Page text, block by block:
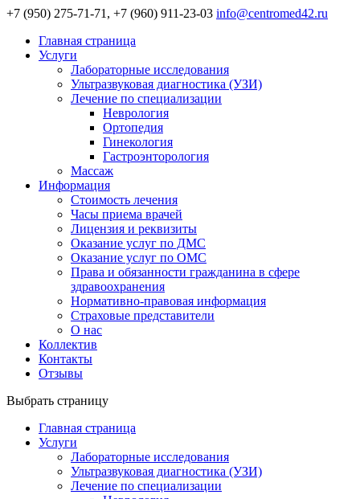
+7 (950) 275-71-71, +7 (960) 911-23-03 info@centromed42.ru
Главная страница
Услуги
Лабораторные исследования
Ультразвуковая диагностика (УЗИ)
Лечение по специализации
Неврология
Ортопедия
Гинекология
Гастроэнторология
Массаж
Информация
Стоимость лечения
Часы приема врачей
Лицензия и реквизиты
Оказание услуг по ДМС
Оказание услуг по ОМС
Права и обязанности гражданина в сфере
здравоохранения
Нормативно-правовая информация
Страховые представители
О нас
Коллектив
Контакты
Отзывы
Выбрать страницу
Главная страница
Услуги
Лабораторные исследования
Ультразвуковая диагностика (УЗИ)
Лечение по специализации